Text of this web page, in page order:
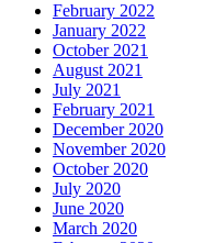
February 2022
January 2022
October 2021
August 2021
July 2021
February 2021
December 2020
November 2020
October 2020
July 2020
June 2020
March 2020